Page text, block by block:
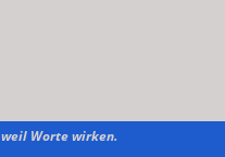
weil Worte wirken.